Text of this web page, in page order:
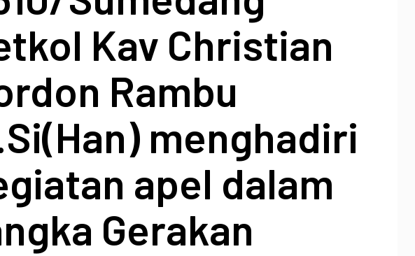
Kav Christian
Rambu
menghadiri
apel dalam
Gerakan